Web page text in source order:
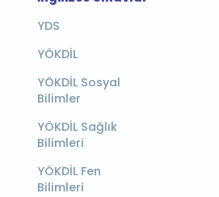
YDS
YÖKDİL
YÖKDİL Sosyal
Bilimler
YÖKDİL Sağlık
Bilimleri
YÖKDİL Fen
Bilimleri